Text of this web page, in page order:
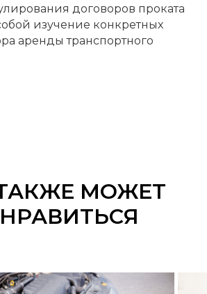
договоров проката
изучение конкретных
аренды транспортного
МОЖЕТ